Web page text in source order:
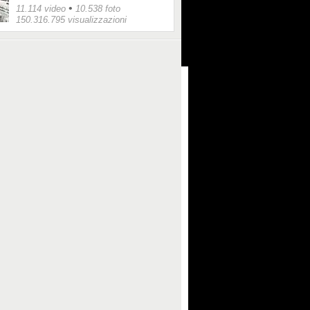
11.114 video • 10.538 foto
150.316.795 visualizzazioni